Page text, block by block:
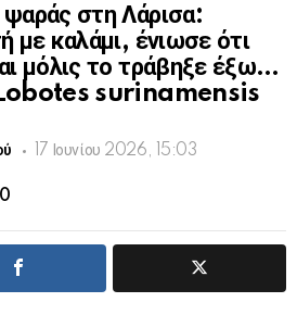
στη Λάρισα:
με καλάμι, ένιωσε ότι
μόλις το τράβηξε έξω…
surinamensis
17 Ιουνίου 2026, 15:03
0